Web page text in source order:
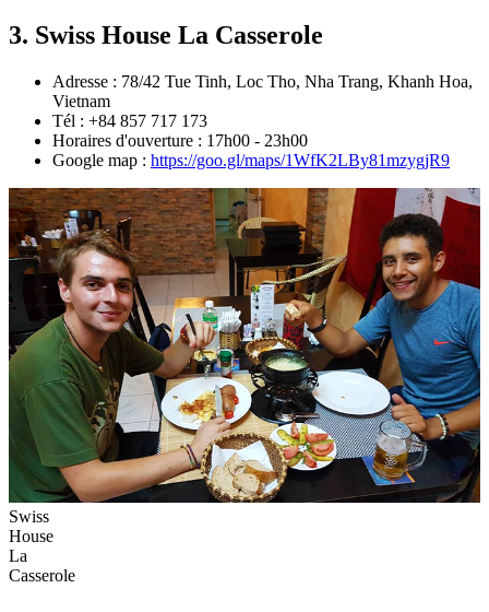
3. Swiss House La Casserole
Adresse : 78/42 Tue Tinh, Loc Tho, Nha Trang, Khanh Hoa,
Vietnam
Tél : +84 857 717 173
Horaires d'ouverture : 17h00 - 23h00
Google map : https://goo.gl/maps/1WfK2LBy81mzygjR9
Swiss
House
La
Casserole